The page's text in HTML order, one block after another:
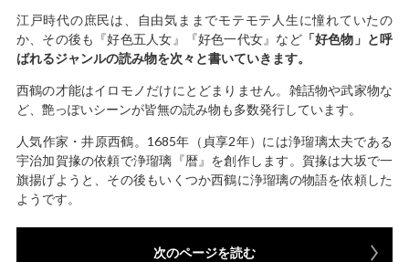
江戸時代の庶民は、自由気ままでモテモテ人生に憧れていたの
か、その後も『好色五人女』『好色一代女』など「好色物」と呼
ばれるジャンルの読み物を次々と書いていきます。
西鶴の才能はイロモノだけにとどまりません。雑話物や武家物な
ど、艶っぽいシーンが皆無の読み物も多数発行しています。
人気作家・井原西鶴。1685年（貞享2年）には浄瑠璃太夫である
宇治加賀掾の依頼で浄瑠璃『暦』を創作します。賀掾は大坂で一
旗揚げようと、その後もいくつか西鶴に浄瑠璃の物語を依頼した
ようです。
次のページを読む